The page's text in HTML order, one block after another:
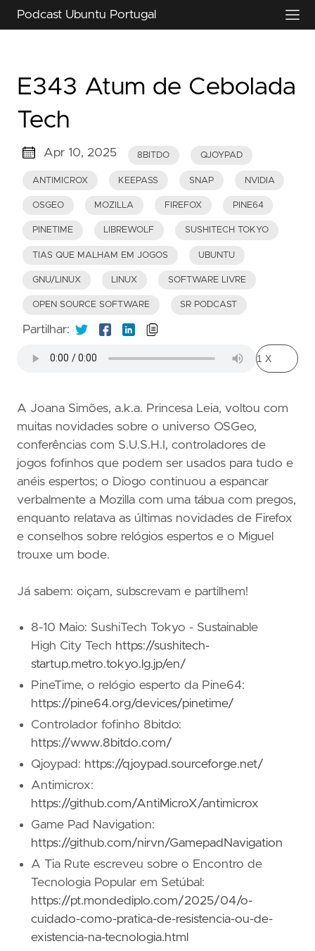
Podcast Ubuntu Portugal
E343 Atum de Cebolada
Tech
Apr 10, 2025 8BITDO QJOYPAD
ANTIMICROX KEEPASS SNAP NVIDIA
OSGEO MOZILLA FIREFOX PINE64
PINETIME LIBREWOLF SUSHITECH TOKYO
TIAS QUE MALHAM EM JOGOS UBUNTU
GNU/LINUX LINUX SOFTWARE LIVRE
OPEN SOURCE SOFTWARE SR PODCAST
Partilhar:
A Joana Simões, a.k.a. Princesa Leia, voltou com
muitas novidades sobre o universo OSGeo,
conferências com S.U.S.H.I, controladores de
jogos fofinhos que podem ser usados para tudo e
anéis espertos; o Diogo continuou a espancar
verbalmente a Mozilla com uma tábua com pregos,
enquanto relatava as últimas novidades de Firefox
e conselhos sobre relógios espertos e o Miguel
trouxe um bode.
Já sabem: oiçam, subscrevam e partilhem!
8-10 Maio: SushiTech Tokyo - Sustainable
High City Tech https://sushitech-
startup.metro.tokyo.lg.jp/en/
PineTime, o relógio esperto da Pine64:
https://pine64.org/devices/pinetime/
Controlador fofinho 8bitdo:
https://www.8bitdo.com/
Qjoypad: https://qjoypad.sourceforge.net/
Antimicrox:
https://github.com/AntiMicroX/antimicrox
Game Pad Navigation:
https://github.com/nirvn/GamepadNavigation
A Tia Rute escreveu sobre o Encontro de
Tecnologia Popular em Setúbal:
https://pt.mondediplo.com/2025/04/o-
cuidado-como-pratica-de-resistencia-ou-de-
existencia-na-tecnologia.html